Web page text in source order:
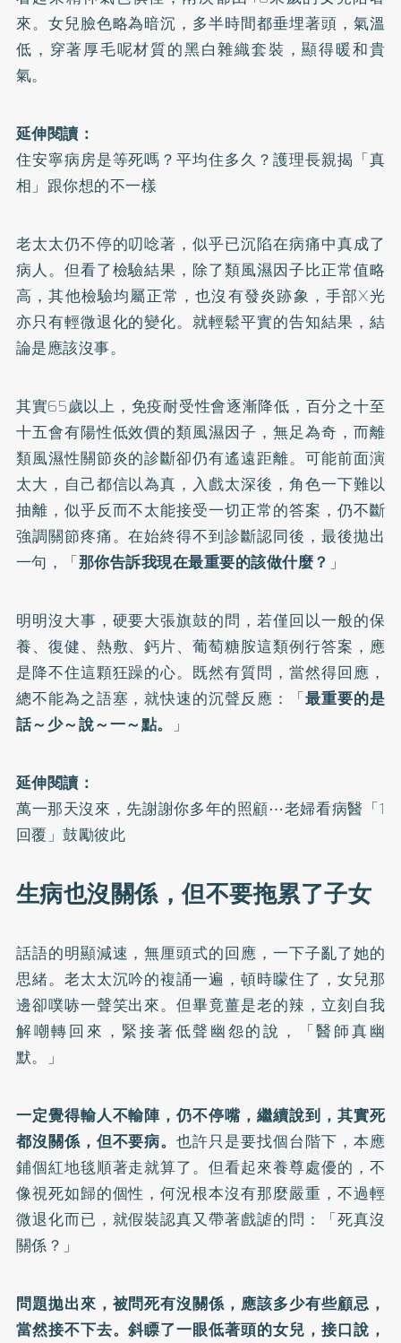
來。女兒臉色略為暗沉，多半時間都垂埋著頭，氣溫
低，穿著厚毛呢材質的黑白雜織套裝，顯得暖和貴
氣。
延伸閱讀：
住安寧病房是等死嗎？平均住多久？護理長親揭「真
相」跟你想的不一樣
老太太仍不停的叨唸著，似乎已沉陷在病痛中真成了
病人。但看了檢驗結果，除了類風濕因子比正常值略
高，其他檢驗均屬正常，也沒有發炎跡象，手部X光
亦只有輕微退化的變化。就輕鬆平實的告知結果，結
論是應該沒事。
其實65歲以上，免疫耐受性會逐漸降低，百分之十至
十五會有陽性低效價的類風濕因子，無足為奇，而離
類風濕性關節炎的診斷卻仍有遙遠距離。可能前面演
太大，自己都信以為真，入戲太深後，角色一下難以
抽離，似乎反而不太能接受一切正常的答案，仍不斷
強調關節疼痛。在始終得不到診斷認同後，最後拋出
一句，「那你告訴我現在最重要的該做什麼？ 」
明明沒大事，硬要大張旗鼓的問，若僅回以一般的保
養、復健、熱敷、鈣片、葡萄糖胺這類例行答案，應
是降不住這顆狂躁的心。既然有質問，當然得回應，
總不能為之語塞，就快速的沉聲反應：「最重要的是
話～少～說～一～點。 」
延伸閱讀：
萬一那天沒來，先謝謝你多年的照顧⋯老婦看病醫「1
回覆」鼓勵彼此
生病也沒關係，但不要拖累了子女
話語的明顯減速，無厘頭式的回應，一下子亂了她的
思緒。老太太沉吟的複誦一遍，頓時矇住了，女兒那
邊卻噗哧一聲笑出來。但畢竟薑是老的辣，立刻自我
解嘲轉回來，緊接著低聲幽怨的說，「醫師真幽
默。」
一定覺得輸人不輸陣，仍不停嘴，繼續說到，其實死
都沒關係，但不要病。也許只是要找個台階下，本應
鋪個紅地毯順著走就算了。但看起來養尊處優的，不
像視死如歸的個性，何況根本沒有那麼嚴重，不過輕
微退化而已，就假裝認真又帶著戲謔的問：「死真沒
關係？」
問題拋出來，被問死有沒關係，應該多少有些顧忌，
當然接不下去。斜瞟了一眼低著頭的女兒，接口說，